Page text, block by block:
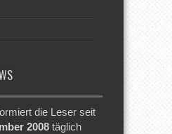
die Leser seit
2008 täglich